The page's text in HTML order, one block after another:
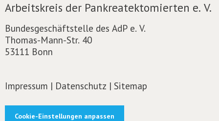
Arbeitskreis der Pankreatektomierten e. V.
Bundesgeschäftstelle des AdP e. V.
Thomas-Mann-Str. 40
53111 Bonn
Impressum | Datenschutz | Sitemap
Cookie-Einstellungen anpassen